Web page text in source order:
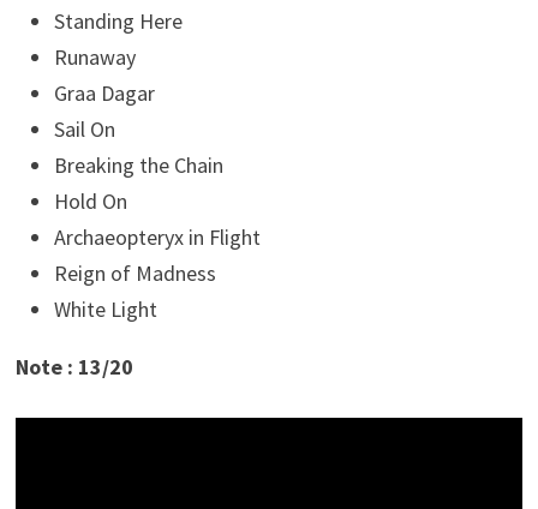
Standing Here
Runaway
Graa Dagar
Sail On
Breaking the Chain
Hold On
Archaeopteryx in Flight
Reign of Madness
White Light
Note : 13/20